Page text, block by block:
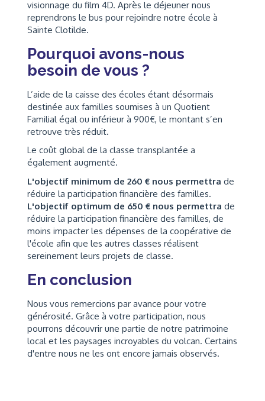
visionnage du film 4D. Après le déjeuner nous
reprendrons le bus pour rejoindre notre école à
Sainte Clotilde.
Pourquoi avons-nous
besoin de vous ?
L’aide de la caisse des écoles étant désormais
destinée aux familles soumises à un Quotient
Familial égal ou inférieur à 900€, le montant s’en
retrouve très réduit.
Le coût global de la classe transplantée a
également augmenté.
L'objectif minimum de 260 € nous permettra de
réduire la participation financière des familles.
L'objectif optimum de 650 € nous permettra de
réduire la participation financière des familles, de
moins impacter les dépenses de la coopérative de
l'école afin que les autres classes réalisent
sereinement leurs projets de classe.
En conclusion
Nous vous remercions par avance pour votre
générosité. Grâce à votre participation, nous
pourrons découvrir une partie de notre patrimoine
local et les paysages incroyables du volcan. Certains
d'entre nous ne les ont encore jamais observés.